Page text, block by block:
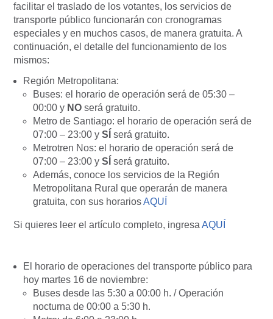
facilitar el traslado de los votantes, los servicios de
transporte público funcionarán con cronogramas
especiales y en muchos casos, de manera gratuita. A
continuación, el detalle del funcionamiento de los
mismos:
Región Metropolitana:
Buses: el horario de operación será de 05:30 –
00:00 y NO será gratuito.
Metro de Santiago: el horario de operación será de
07:00 – 23:00 y SÍ será gratuito.
Metrotren Nos: el horario de operación será de
07:00 – 23:00 y SÍ será gratuito.
Además, conoce los servicios de la Región
Metropolitana Rural que operarán de manera
gratuita, con sus horariosAQUÍ
Si quieres leer el artículo completo, ingresa AQUÍ
El horario de operaciones del transporte público para
hoy martes 16 de noviembre:
Buses desde las 5:30 a 00:00 h. / Operación
nocturna de 00:00 a 5:30 h.